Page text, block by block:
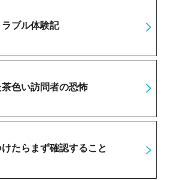
ブル体験記
色い訪問者の恐怖
たらまず確認すること